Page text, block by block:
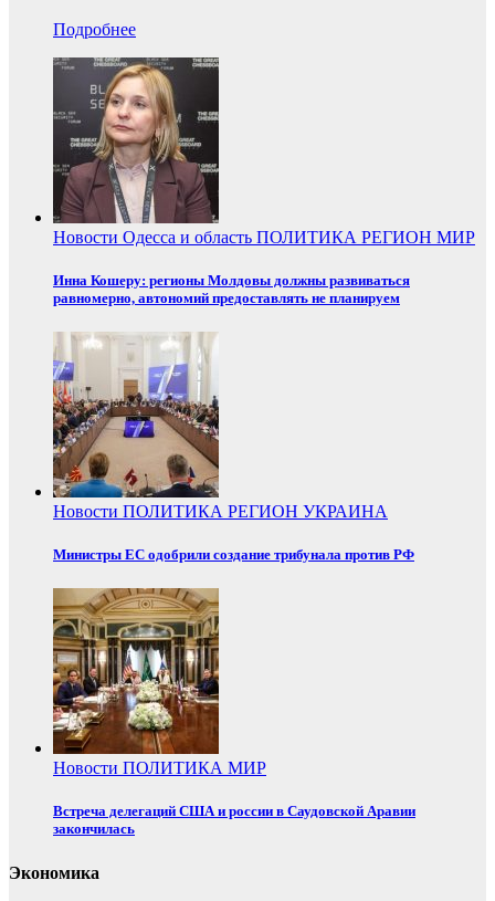
Подробнее
Новости Одесса и область ПОЛИТИКА РЕГИОН МИР
Инна Кошеру: регионы Молдовы должны развиваться
равномерно, автономий предоставлять не планируем
Новости ПОЛИТИКА РЕГИОН УКРАИНА
Министры ЕС одобрили создание трибунала против РФ
Новости ПОЛИТИКА МИР
Встреча делегаций США и россии в Саудовской Аравии
закончилась
Экономика